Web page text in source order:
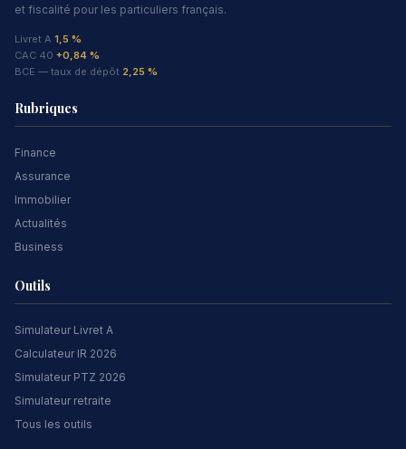
et fiscalité pour les particuliers français.
Livret A 1,5 %
CAC 40 +0,84 %
BCE — taux de dépôt 2,25 %
Rubriques
Finance
Assurance
Immobilier
Actualités
Business
Outils
Simulateur Livret A
Calculateur IR 2026
Simulateur PTZ 2026
Simulateur retraite
Tous les outils